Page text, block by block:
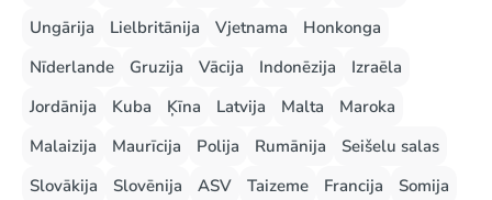
Ungārija
Lielbritānija Vjetnama
Honkonga
Nīderlande
Gruzija Vācija Indonēzija
Izraēla
Jordānija
Kuba Ķīna Latvija Malta
Maroka
Malaizija
Maurīcija Polija Rumānija
Seišelu salas
Slovākija
Slovēnija ASV Taizeme Francija
Somija